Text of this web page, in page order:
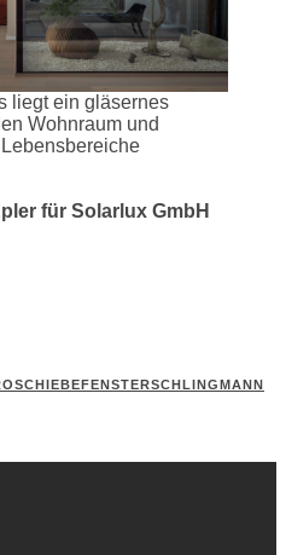
liegt ein gläsernes
Wohnraum und
für Solarlux GmbH
SCHIEBEFENSTERSCHLINGMANN